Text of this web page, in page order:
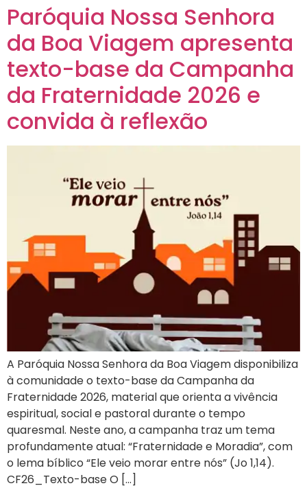
Paróquia Nossa Senhora
da Boa Viagem apresenta
texto-base da Campanha
da Fraternidade 2026 e
convida à reflexão
A Paróquia Nossa Senhora da Boa Viagem disponibiliza
à comunidade o texto-base da Campanha da
Fraternidade 2026, material que orienta a vivência
espiritual, social e pastoral durante o tempo
quaresmal. Neste ano, a campanha traz um tema
profundamente atual: “Fraternidade e Moradia”, com
o lema bíblico “Ele veio morar entre nós” (Jo 1,14).
CF26_Texto-base O […]